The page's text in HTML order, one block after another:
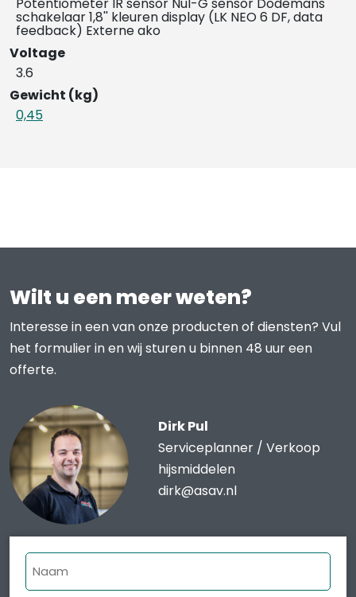
Potentiometer IR sensor Nul-G sensor Dodemans
schakelaar 1,8'' kleuren display (LK NEO 6 DF, data
feedback) Externe ako
Voltage
3.6
Gewicht (kg)
0,45
Wilt u een meer weten?
Interesse in een van onze producten of diensten? Vul
het formulier in en wij sturen u binnen 48 uur een
offerte.
Dirk Pul
Serviceplanner / Verkoop
hijsmiddelen
dirk@asav.nl
Naam